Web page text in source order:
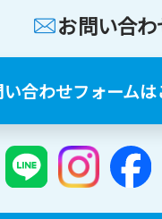
お問い合
い合わせフォームは